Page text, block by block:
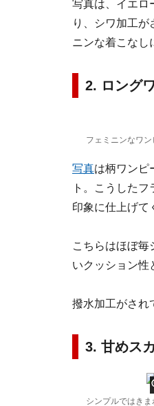
写真は、イエロ
り、シワ加工が
ニンな着こなし
2. ロング
フェミニンなワ
写真は柄ワンピ
ト。こうした
印象に仕上げて
こちらはほぼ毎
いクッション性
撥水加工がされ
3. 甘めス
シンプルではき